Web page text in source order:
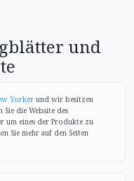
und
Yorker und wir besitzen
die Website des
um eines der Produkte zu
Sie mehr auf den Seiten